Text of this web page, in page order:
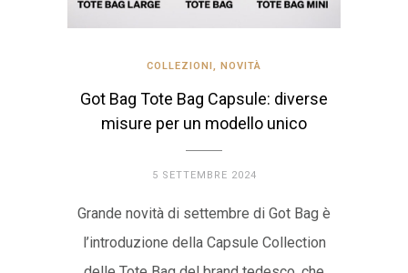
COLLEZIONI, NOVITÀ
Got Bag Tote Bag Capsule: diverse
misure per un modello unico
5 SETTEMBRE 2024
Grande novità di settembre di Got Bag è
l’introduzione della Capsule Collection